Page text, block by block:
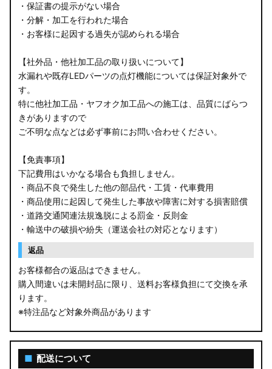
CV1W デリカD:5
B34A/B35A/B37A/B38A デリカミニ
B34W/B35W/B37W/B38W ekクロススペース
B34W/B35W/B37W/B38W ekクロス
KG CX-8
GU クロストレック
GU インプレッサ
VN5 VNH レヴォーグ / レイバック
ZD8 BRZ
ZC6 BRZ
URJ201 LX570
AGL10W RX450h
・保証書の提示がない場合
・分解・加工を行われた場合
・お客様に起因する過失が認められる場合
【社外品・他社加工品の取り扱いについて】
水漏れや既存LEDパーツの点灯機能については保証対象外で
す。
特に他社加工品・ヤフオク加工品への施工は、品質にばらつ
きがありますので
ご不明な点などは必ず事前にお問い合わせください。
【免責事項】
下記費用はいかなる場合も負担しません。
・商品不良で発生した他の部品代・工賃・代車費用
・商品使用に起因して発生した事故や障害に対する損害賠償
・道路交通関連法規逸脱による罰金・反則金
・輸送中の破損や紛失（運送会社の対応となります）
返品
お客様都合の返品はできません。
購入間違いは未開封品に限り、送料お客様負担にて交換を承
ります。
※特注品など対象外商品があります
■ 配送について